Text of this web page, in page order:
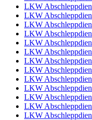
LKW
LKW
LKW
LKW
LKW
LKW
LKW
LKW
LKW
LKW
LKW
LKW
LKW